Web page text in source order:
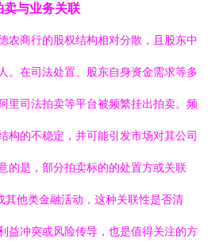
卖与业务关联
农商行的股权结构相对分散，且股东中
。在司法处置、股东自身资金需求等多
里司法拍卖等平台被频繁挂出拍卖。频
构的不稳定，并可能引发市场对其公司
的是，部分拍卖标的的处置方或关联
其他类金融活动，这种关联性是否清
益冲突或风险传导，也是值得关注的方